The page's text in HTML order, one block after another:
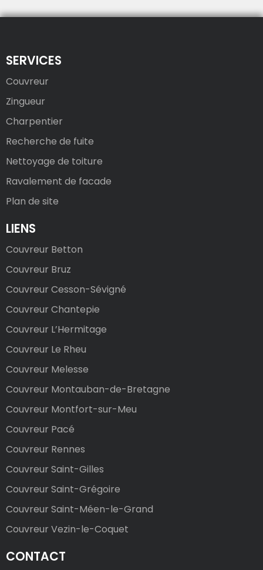
SERVICES
Couvreur
Zingueur
Charpentier
Recherche de fuite
Nettoyage de toiture
Ravalement de facade
Plan de site
LIENS
Couvreur Betton
Couvreur Bruz
Couvreur Cesson-Sévigné
Couvreur Chantepie
Couvreur L’Hermitage
Couvreur Le Rheu
Couvreur Melesse
Couvreur Montauban-de-Bretagne
Couvreur Montfort-sur-Meu
Couvreur Pacé
Couvreur Rennes
Couvreur Saint-Gilles
Couvreur Saint-Grégoire
Couvreur Saint-Méen-le-Grand
Couvreur Vezin-le-Coquet
CONTACT